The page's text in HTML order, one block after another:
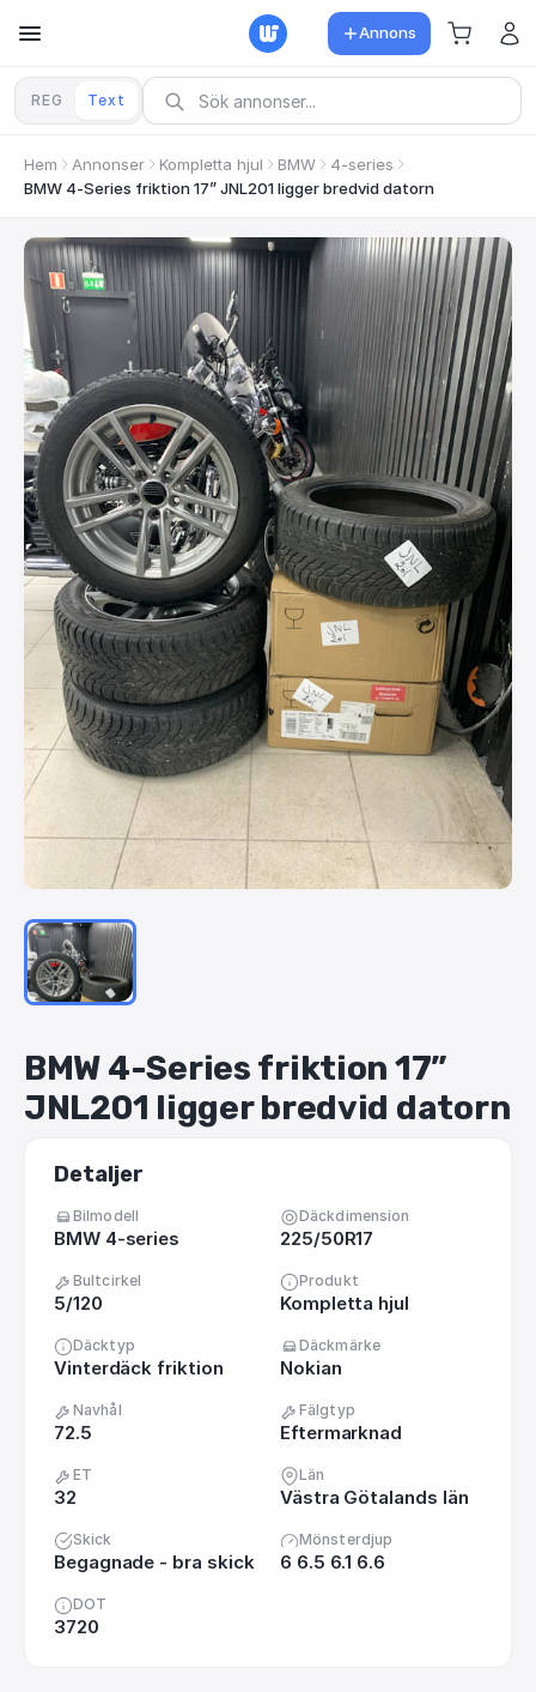
Annons
REG Text
Hem Annonser Kompletta hjul BMW
4-series
BMW 4-Series friktion 17” JNL201 ligger bredvid datorn
BMW 4-Series friktion 17”
JNL201 ligger bredvid datorn
Detaljer
Bilmodell
BMW 4-series
Däckdimension
225/50R17
Bultcirkel
5/120
Produkt
Kompletta hjul
Däcktyp
Vinterdäck friktion
Däckmärke
Nokian
Navhål
72.5
Fälgtyp
Eftermarknad
ET
32
Län
Västra Götalands län
Skick
Begagnade - bra skick
Mönsterdjup
6 6.5 6.1 6.6
DOT
3720